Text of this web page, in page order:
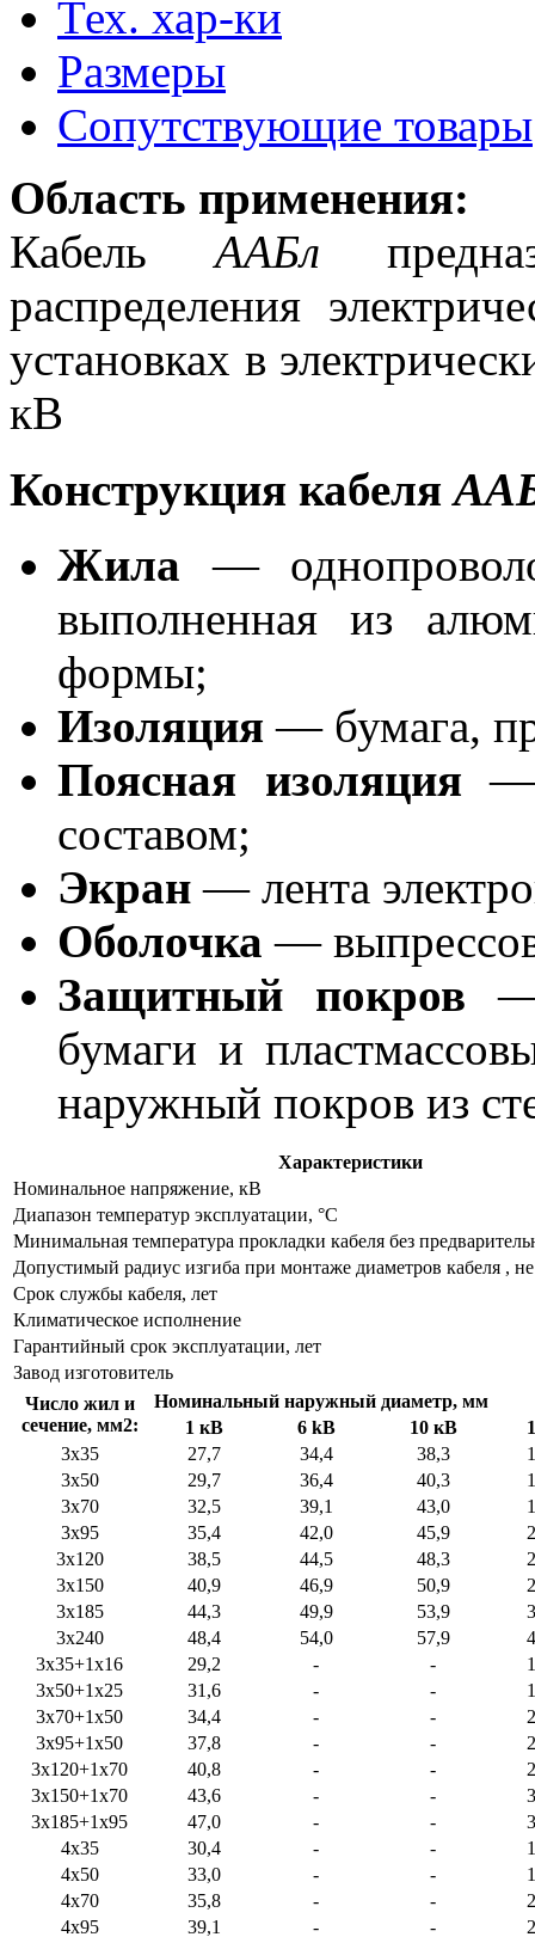
Тех. хар-ки
Размеры
Сопутствующие товары
Область применения:
КабельААБл
распределения
установках в
кВ
Конструкция кабеля
Жила —
выполненная из
формы;
Изоляция — бумага,
Поясная изоляция —
составом;
Экран — лента
Оболочка —
Защитный покров —
бумаги и
наружный покров из
Характеристики
Номинальное напряжение, кВ
Диапазон температур эксплуатации, °С
Минимальная температура прокладки кабеля без
Допустимый радиус изгиба при монтаже диаметров кабеля ,
Срок службы кабеля, лет
Климатическое исполнение
Гарантийный срок эксплуатации, лет
Завод изготовитель
Число жил и
сечение, мм2:
Номинальный наружный диаметр, мм
1 кВ
6 kB 10 кВ
3х35
27,7 34,4 38,3
3х50
29,7 36,4 40,3
3х70
32,5 39,1 43,0
3х95
35,4 42,0 45,9
3х120
38,5 44,5 48,3
3х150
40,9 46,9 50,9
3х185
44,3 49,9 53,9
3х240
48,4 54,0 57,9
3х35+1х16
29,2 - -
3х50+1х25
31,6 - -
3х70+1х50
34,4 - -
3х95+1х50
37,8 - -
3х120+1х70
40,8 - -
3х150+1х70
43,6 - -
3х185+1х95
47,0 - -
4х35
30,4 - -
4х50
33,0 - -
4х70
35,8 - -
4х95
39,1 - -